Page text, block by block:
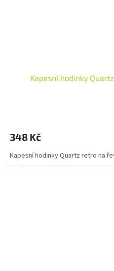
Kapesní hodinky
348 Kč
Kapesní hodinky Quartz retro na